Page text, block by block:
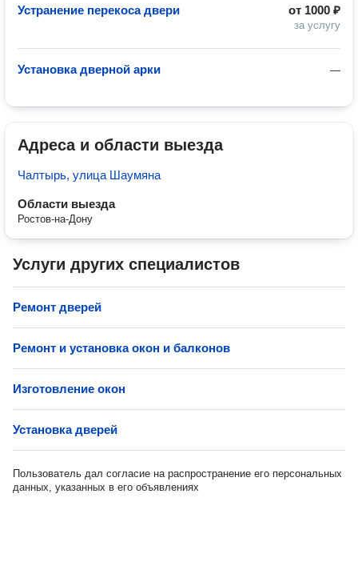
от 1000 ₽
за услугу
Устранение перекоса двери
—
Установка дверной арки
Адреса и области выезда
Чалтырь, улица Шаумяна
Области выезда
Ростов-на-Дону
Услуги других специалистов
Ремонт дверей
Ремонт и установка окон и балконов
Изготовление окон
Установка дверей
Пользователь дал согласие на распространение его персональных
данных, указанных в его объявлениях